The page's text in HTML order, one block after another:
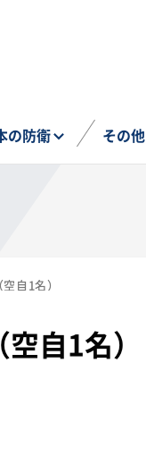
の防衛 その他
自1名）
自1名）